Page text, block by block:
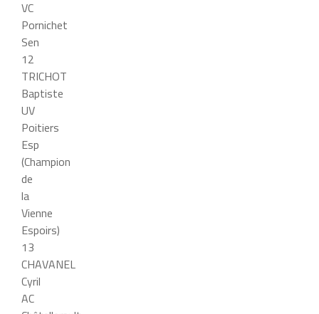
VC
Pornichet
Sen
12
TRICHOT
Baptiste
UV
Poitiers
Esp
(Champion
de
la
Vienne
Espoirs)
13
CHAVANEL
Cyril
AC